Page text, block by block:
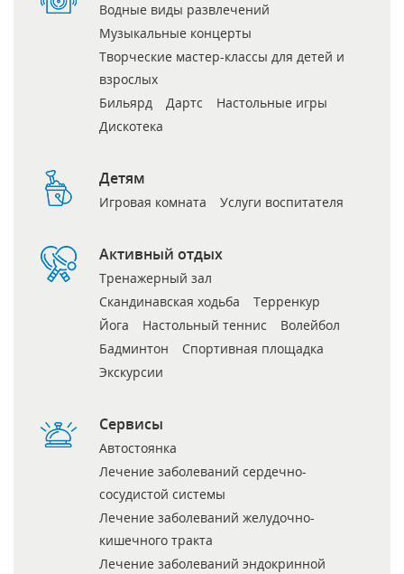
Водные виды развлечений
Музыкальные концерты
Творческие мастер-классы для детей и
взрослых
Бильярд
Дартс
Настольные игры
Дискотека
Детям
Игровая комната Услуги воспитателя
Активный отдых
Тренажерный зал
Скандинавская ходьба
Терренкур
Йога
Настольный теннис
Волейбол
Бадминтон
Спортивная площадка
Экскурсии
Сервисы
Автостоянка
Лечение заболеваний сердечно-
сосудистой системы
Лечение заболеваний желудочно-
кишечного тракта
Лечение заболеваний эндокринной